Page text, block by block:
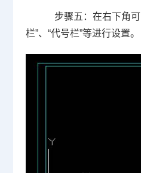
步骤五：在右下角可
栏”、“代号栏”等进行设置。